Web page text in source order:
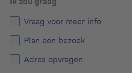
Vraag voor meer info
Plan een bezoek
Adres opvragen